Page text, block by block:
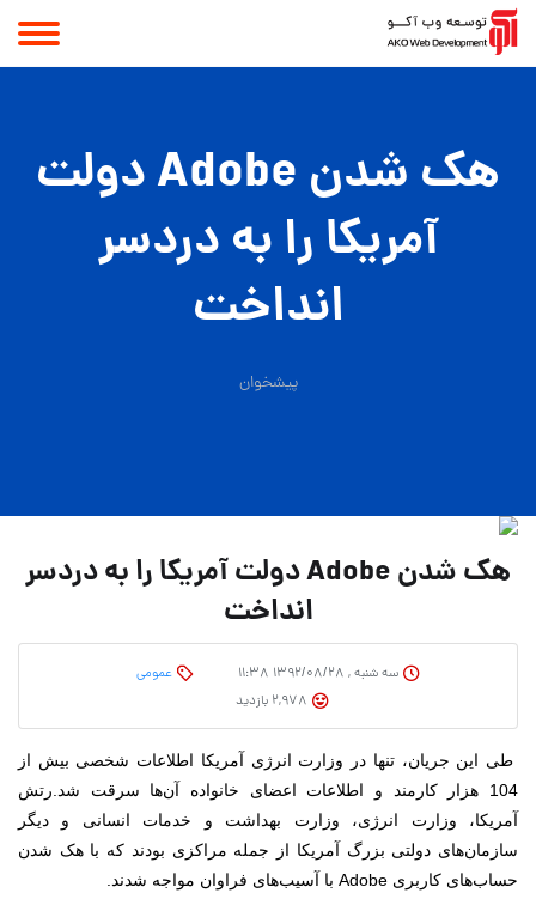
هک شدن Adobe دولت
آمریکا را به‌ دردسر
انداخت
پیشخوان
هک شدن Adobe دولت آمریکا را به‌ دردسر
انداخت
سه شنبه , ۱۳۹۲/۰۸/۲۸ ۱۱:۳۸
عمومی
طی این جریان، تنها در وزارت انرژی آمریکا اطلاعات شخصی بیش از
104 هزار کارمند و اطلاعات اعضای خانواده آن‌ها سرقت شد.
رتش
آمریکا، وزارت انرژی، وزارت بهداشت و خدمات انسانی و دیگر
سازمان‌های دولتی بزرگ آمریکا از جمله مراکزی بودند که با هک شدن
حساب‌های کاربری Adobe با آسیب‌های فراوان مواجه شدند.